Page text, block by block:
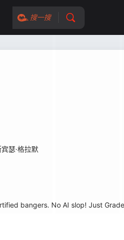
搜一搜
瑟·格拉默
bangers. No AI slop! Just